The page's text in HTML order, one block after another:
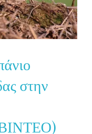
στην